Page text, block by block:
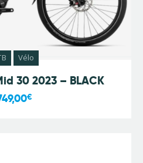
Vélo
30 2023 – BLACK
€